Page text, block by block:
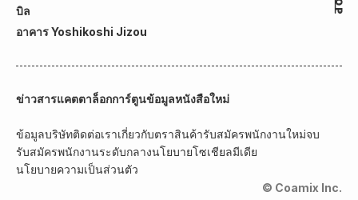
บิล
อาคาร Yoshikoshi Jizou
ข่าวสารแคตตาล็อกการ์ตูนข้อมูลหนังสือใหม่
ข้อมูลบริษัทติดต่อเราเกี่ยวกับตราสินค้ารับสมัครพนักงานใหม่จบ
รับสมัครพนักงานระดับกลางนโยบายโซเชียลมีเดีย
นโยบายความเป็นส่วนตัว
© Coamix Inc.